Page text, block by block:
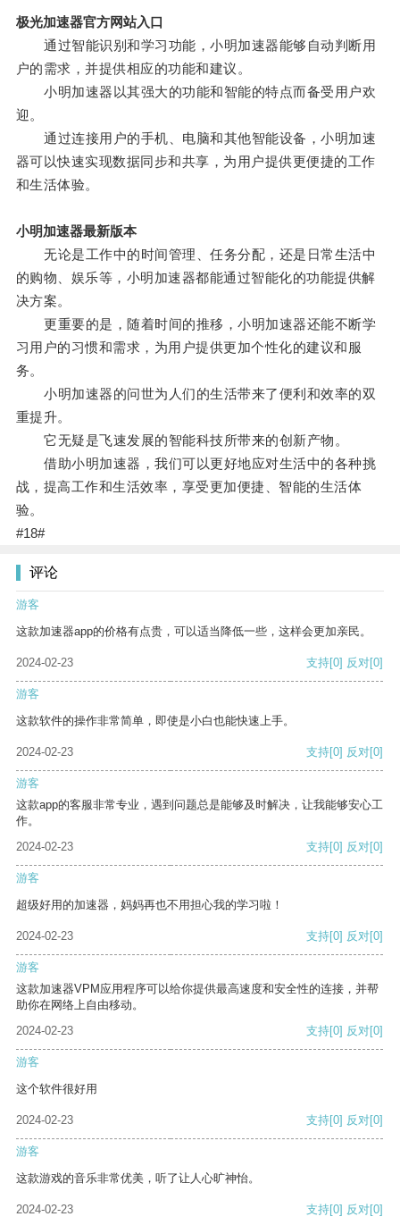
极光加速器官方网站入口
通过智能识别和学习功能，小明加速器能够自动判断用
户的需求，并提供相应的功能和建议。
小明加速器以其强大的功能和智能的特点而备受用户欢
迎。
通过连接用户的手机、电脑和其他智能设备，小明加速
器可以快速实现数据同步和共享，为用户提供更便捷的工作
和生活体验。
小明加速器最新版本
无论是工作中的时间管理、任务分配，还是日常生活中
的购物、娱乐等，小明加速器都能通过智能化的功能提供解
决方案。
更重要的是，随着时间的推移，小明加速器还能不断学
习用户的习惯和需求，为用户提供更加个性化的建议和服
务。
小明加速器的问世为人们的生活带来了便利和效率的双
重提升。
它无疑是飞速发展的智能科技所带来的创新产物。
借助小明加速器，我们可以更好地应对生活中的各种挑
战，提高工作和生活效率，享受更加便捷、智能的生活体
验。
#18#
评论
游客
这款加速器app的价格有点贵，可以适当降低一些，这样会更加亲民。
2024-02-23 支持[0] 反对[0]
游客
这款软件的操作非常简单，即使是小白也能快速上手。
2024-02-23 支持[0] 反对[0]
游客
这款app的客服非常专业，遇到问题总是能够及时解决，让我能够安心工
作。
2024-02-23
支持[0] 反对[0]
游客
超级好用的加速器，妈妈再也不用担心我的学习啦！
2024-02-23 支持[0] 反对[0]
游客
这款加速器VPM应用程序可以给你提供最高速度和安全性的连接，并帮
助你在网络上自由移动。
2024-02-23
支持[0] 反对[0]
游客
这个软件很好用
2024-02-23 支持[0] 反对[0]
游客
这款游戏的音乐非常优美，听了让人心旷神怡。
2024-02-23 支持[0] 反对[0]